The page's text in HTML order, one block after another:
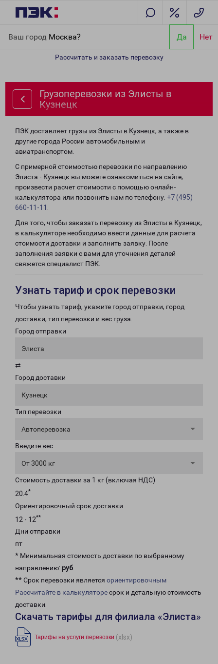
Ваш город Москва? Да Нет
Рассчитать и заказать перевозку
Грузоперевозки из Элисты в
Кузнецк
ПЭК доставляет грузы из Элисты в Кузнецк, а также в
другие города России автомобильным и
авиатранспортом.
С примерной стоимостью перевозки по направлению
Элиста - Кузнецк вы можете ознакомиться на сайте,
произвести расчет стоимости с помощью онлайн-
калькулятора или позвонить нам по телефону: +7 (495)
660-11-11
Для того, чтобы заказать перевозку из Элисты в Кузнецк,
в калькуляторе необходимо ввести данные для расчета
стоимости доставки и заполнить заявку. После
заполнения заявки с вами для уточнения деталей
свяжется специалист ПЭК.
Узнать тариф и срок перевозки
Чтобы узнать тариф, укажите город отправки, город
доставки, тип перевозки и вес груза.
Город отправки
Элиста
⇄
Город доставки
Кузнецк
Тип перевозки
Автоперевозка
Введите вес
От 3000 кг
Стоимость доставки за 1 кг (включая НДС)
20.4*
Ориентировочный срок доставки
12 - 12**
Дни отправки
пт
* Минимальная стоимость доставки по выбранному
направлению: руб.
** Срок перевозки является ориентировочным
Рассчитайте в калькуляторесрок и детальную стоимость
доставки.
Скачать тарифы для филиала «Элиста»
Тарифы на услуги перевозки (xlsx)